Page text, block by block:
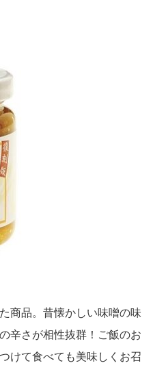
商品。昔懐かしい味噌の味
辛さが相性抜群！ご飯のお
けて食べても美味しくお召